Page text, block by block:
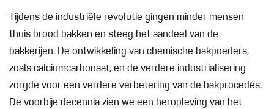
Tijdens de industriële revolutie gingen minder mensen
thuis brood bakken en steeg het aandeel van de
bakkerijen. De ontwikkeling van chemische bakpoeders,
zoals calciumcarbonaat, en de verdere industrialisering
zorgde voor een verdere verbetering van de bakprocedés.
De voorbije decennia zien we een heropleving van het